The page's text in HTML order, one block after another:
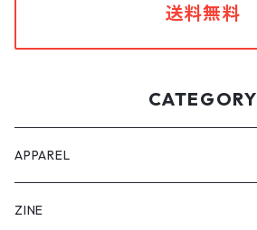
送料無料
CATEGORY
APPAREL
Tee
ZINE